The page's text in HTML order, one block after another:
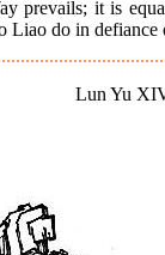
prevails; it is
Liao do in defiance
Lun Yu